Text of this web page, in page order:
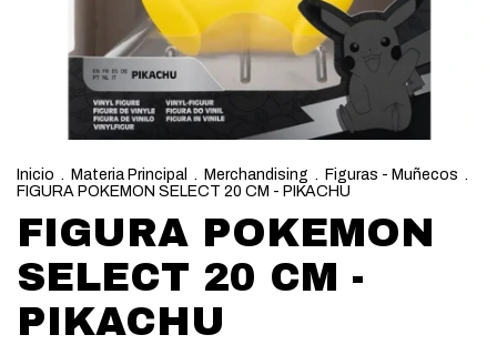
Inicio . Materia Principal . Merchandising . Figuras - Muñecos .
FIGURA POKEMON SELECT 20 CM - PIKACHU
FIGURA POKEMON
SELECT 20 CM -
PIKACHU